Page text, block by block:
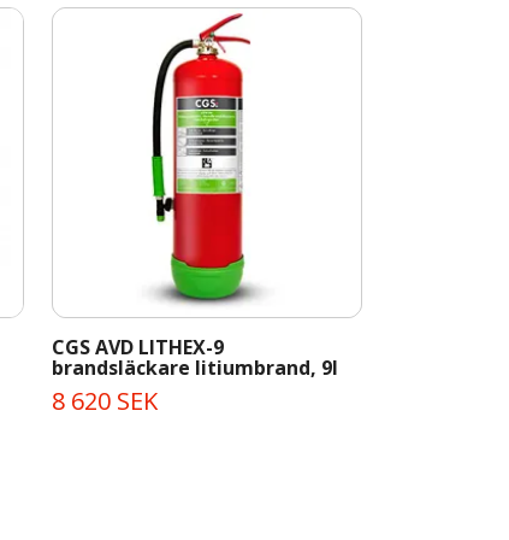
CGS AVD LITHEX-9
brandsläckare litiumbrand, 9l
8 620 SEK